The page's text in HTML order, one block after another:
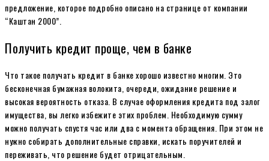
предложение, которое подробно описано на странице от компании
“Каштан 2000”.
Получить кредит проще, чем в банке
Что такое получать кредит в банке хорошо известно многим. Это
бесконечная бумажная волокита, очереди, ожидание решение и
высокая вероятность отказа. В случае оформления кредита под залог
имущества, вы легко избежите этих проблем. Необходимую сумму
можно получать спустя час или два с момента обращения. При этом не
нужно собирать дополнительные справки, искать поручителей и
переживать, что решение будет отрицательным.